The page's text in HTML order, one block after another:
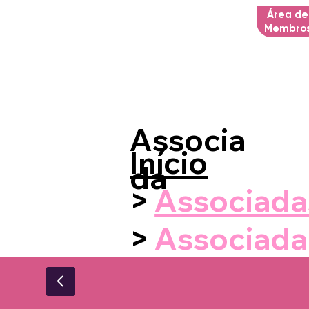
Área de
Associa
da
Início
>
> Associada